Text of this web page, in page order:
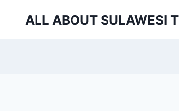
ALL ABOUT SULAWESI